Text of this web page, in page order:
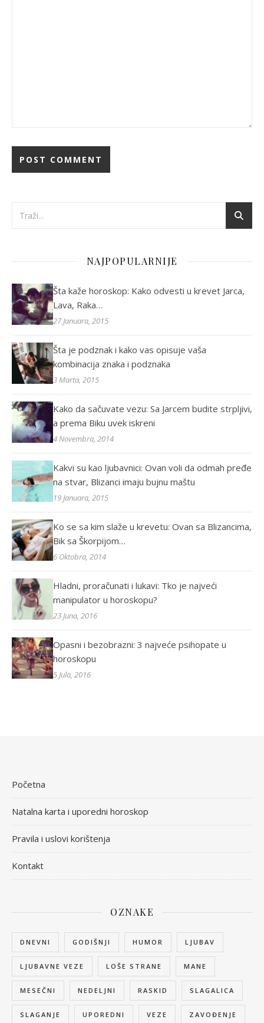
NAJPOPULARNIJE
Šta kaže horoskop: Kako odvesti u krevet Jarca,
Lava, Raka…
27 Januara, 2015
Šta je podznak i kako vas opisuje vaša
kombinacija znaka i podznaka
3 Marta, 2015
Kako da sačuvate vezu: Sa Jarcem budite strpljivi,
a prema Biku uvek iskreni
4 Novembra, 2014
Kakvi su kao ljubavnici: Ovan voli da odmah pređe
na stvar, Blizanci imaju bujnu maštu
19 Januara, 2015
Ko se sa kim slaže u krevetu: Ovan sa Blizancima,
Bik sa Škorpijom…
6 Oktobra, 2014
Hladni, proračunati i lukavi: Tko je najveći
manipulator u horoskopu?
23 Juna, 2016
Opasni i bezobrazni: 3 najveće psihopate u
horoskopu
5 Jula, 2016
Početna
Natalna karta i uporedni horoskop
Pravila i uslovi korištenja
Kontakt
OZNAKE
DNEVNI GODIŠNJI HUMOR LJUBAV
LJUBAVNE VEZE LOŠE STRANE MANE
MESEČNI NEDELJNI RASKID SLAGALICA
SLAGANJE UPOREDNI VEZE ZAVOĐENJE